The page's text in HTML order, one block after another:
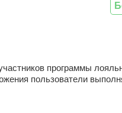
программы
пользователи